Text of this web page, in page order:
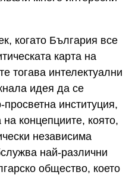
когато България все
карта на
тогава интелектуални
идея да се
институция,
концепциите, която,
независима
най-различни
общество, което